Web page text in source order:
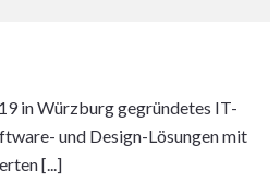
in Würzburg gegründetes IT-
und Design-Lösungen mit
[...]